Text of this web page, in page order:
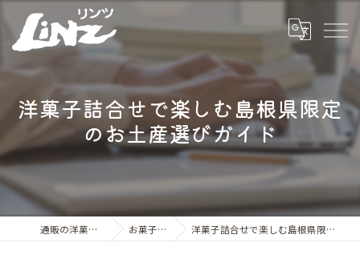
洋菓子詰合せで楽しむ島根県限定
のお土産選びガイド
通販の洋菓子ならLiNZ お菓子の世界 洋菓子詰合せで楽しむ島根県限定のお土産選びガイド